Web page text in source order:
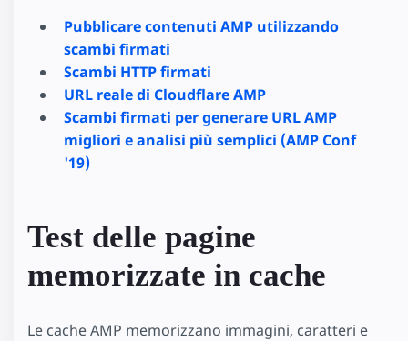
Pubblicare contenuti AMP utilizzando
scambi firmati
Scambi HTTP firmati
URL reale di Cloudflare AMP
Scambi firmati per generare URL AMP
migliori e analisi più semplici (AMP Conf
'19)
Test delle pagine
memorizzate in cache
Le cache AMP memorizzano immagini, caratteri e